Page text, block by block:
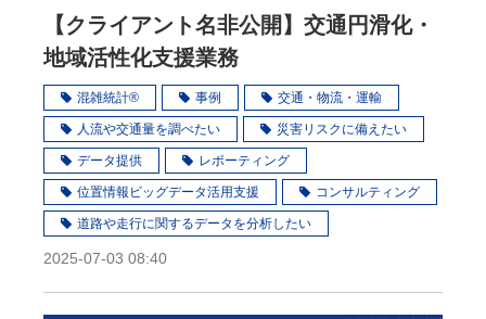
【クライアント名非公開】交通円滑化・
地域活性化支援業務
混雑統計® 事例 交通・物流・運輸
人流や交通量を調べたい 災害リスクに備えたい
データ提供 レポーティング
位置情報ビッグデータ活用支援 コンサルティング
道路や走行に関するデータを分析したい
2025-07-03 08:40